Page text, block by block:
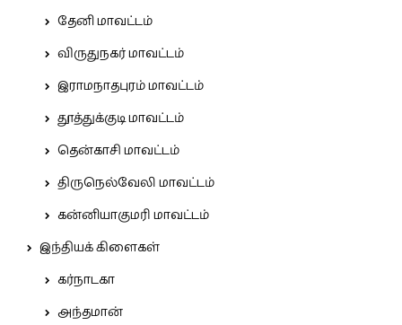
தேனி மாவட்டம்
விருதுநகர் மாவட்டம்
இராமநாதபுரம் மாவட்டம்
தூத்துக்குடி மாவட்டம்
தென்காசி மாவட்டம்
திருநெல்வேலி மாவட்டம்
கன்னியாகுமரி மாவட்டம்
இந்தியக் கிளைகள்
கர்நாடகா
அந்தமான்